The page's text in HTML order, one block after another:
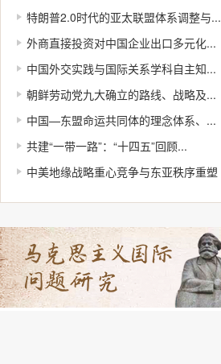
特朗普2.0时代的亚太联盟体系调整与...
外商直接投资对中国企业出口多元化...
中国外交实践与国际关系学科自主知...
朝鲜劳动党九大确立的路线、战略及...
中国—东盟命运共同体的理念体系、...
共建“一带一路”：“十四五”回顾...
中美地缘战略重心竞争与东亚秩序重塑